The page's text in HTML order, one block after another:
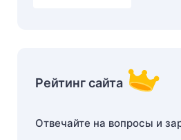
Рейтинг сайта
Отвечайте на вопросы и